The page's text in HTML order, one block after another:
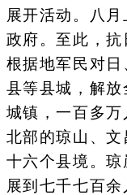
展开活动。八
政府。至此，抗
根据地军民对
县等县城，解
城镇，一百多
北部的琼山、
十六个县境。
展到七千七百